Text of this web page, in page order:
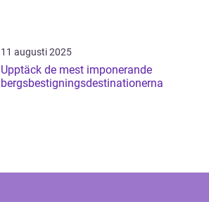
11 augusti 2025
Upptäck de mest imponerande
bergsbestigningsdestinationerna